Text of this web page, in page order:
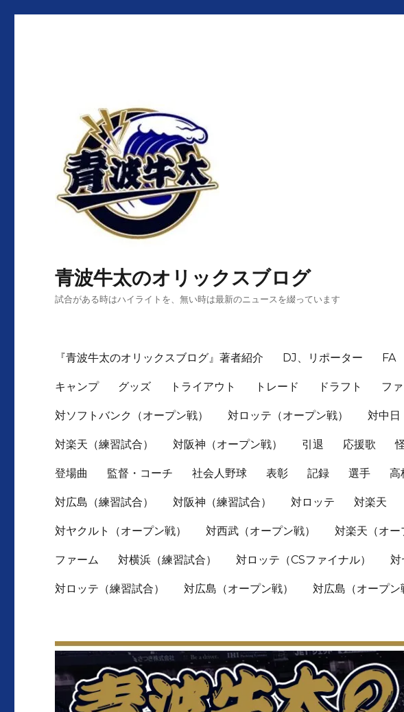
青波牛太のオリックスブログ
試合がある時はハイライトを、無い時は最新のニュースを綴っています
『青波牛太のオリックスブログ』著者紹介 DJ、リポーター FA
キャンプ グッズ トライアウト トレード ドラフト フ
対ソフトバンク（オープン戦） 対ロッテ（オープン戦） 対中日
対楽天（練習試合） 対阪神（オープン戦） 引退 応援歌
登場曲 監督・コーチ 社会人野球 表彰 記録 選手 高
対広島（練習試合） 対阪神（練習試合） 対ロッテ 対楽天
対ヤクルト（オープン戦） 対西武（オープン戦） 対楽天（オー
ファーム 対横浜（練習試合） 対ロッテ（CSファイナル） 対
対ロッテ（練習試合） 対広島（オープン戦） 対広島（オープン